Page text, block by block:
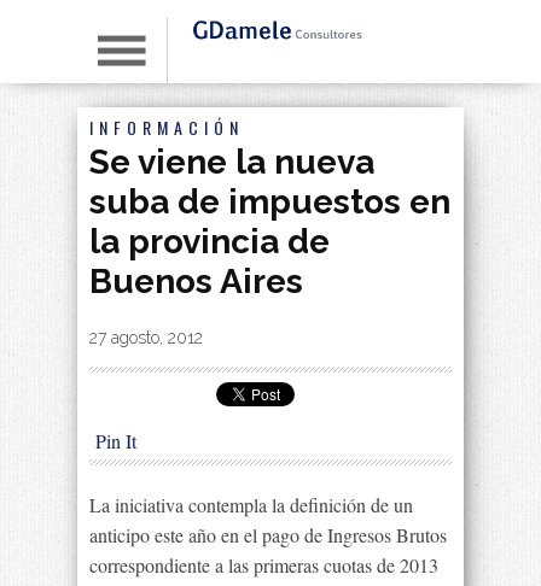
INFORMACIÓN
Se viene la nueva
suba de impuestos en
la provincia de
Buenos Aires
By|
27 agosto, 2012
Pin It
La iniciativa contempla la definición de un
anticipo este año en el pago de Ingresos Brutos
correspondiente a las primeras cuotas de 2013